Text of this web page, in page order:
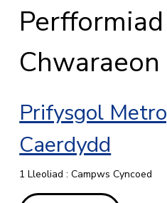
Perfformiad
Chwaraeon
Prifysgol
Caerdydd
1 Lleoliad : Campws Cyncoed